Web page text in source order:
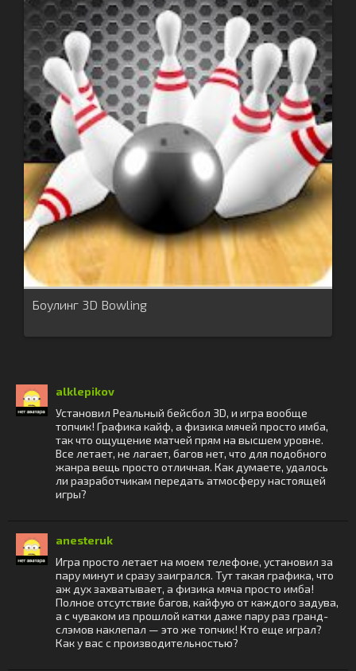
Боулинг 3D Bowling
alklepikov
Установил Реальный бейсбол 3D, и игра вообще
топчик! Графика кайф, а физика мячей просто имба,
так что ощущение матчей прям на высшем уровне.
Все летает, не лагает, багов нет, что для подобного
жанра вещь просто отличная. Как думаете, удалось
ли разработчикам передать атмосферу настоящей
игры?
anesteruk
Игра просто летает на моем телефоне, установил за
пару минут и сразу заигрался. Тут такая графика, что
аж дух захватывает, а физика мяча просто имба!
Полное отсутствие багов, кайфую от каждого задува,
а с чуваком из прошлой катки даже пару раз гранд-
слэмов наклепал — это же топчик! Кто еще играл?
Как у вас с производительностью?